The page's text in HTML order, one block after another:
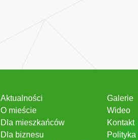
Aktualności
O mieście
Dla mieszkańców
Dla biznesu
Galerie
Wideo
Kontakt